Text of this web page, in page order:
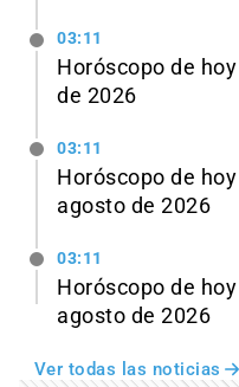
03:11
Horóscopo de
de 2026
03:11
Horóscopo de
agosto de 2026
03:11
Horóscopo de
agosto de 2026
Ver todas las noticias